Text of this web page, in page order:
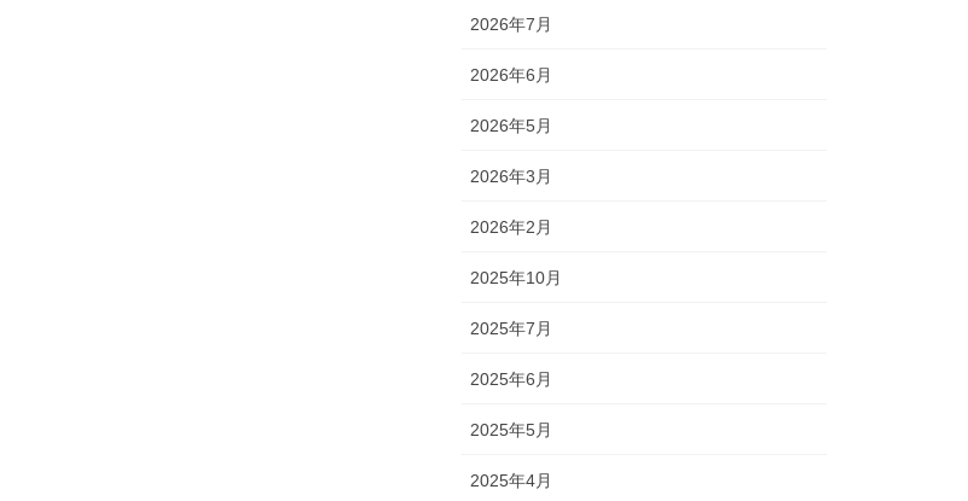
2026年7月
2026年6月
2026年5月
2026年3月
2026年2月
2025年10月
2025年7月
2025年6月
2025年5月
2025年4月